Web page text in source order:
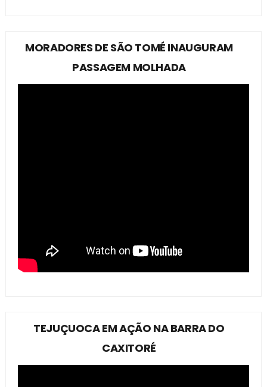
MORADORES DE SÃO TOMÉ INAUGURAM
PASSAGEM MOLHADA
TEJUÇUOCA EM AÇÃO NA BARRA DO
CAXITORÉ